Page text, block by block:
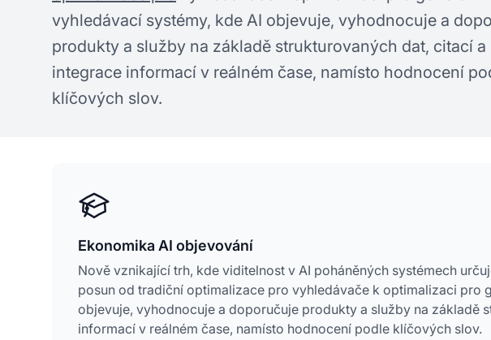
vyhledávací systémy, kde AI objevuje, vyhodnocuje a
produkty a služby na základě strukturovaných dat, citací a
integrace informací v reálném čase, namísto hodnocení
klíčových slov.
Ekonomika AI objevování
Nově vznikající trh, kde viditelnost v AI poháněných systémech
posun od tradiční optimalizace pro vyhledávače k optimalizaci pro
objevuje, vyhodnocuje a doporučuje produkty a služby na základě
informací v reálném čase, namísto hodnocení podle klíčových slov.